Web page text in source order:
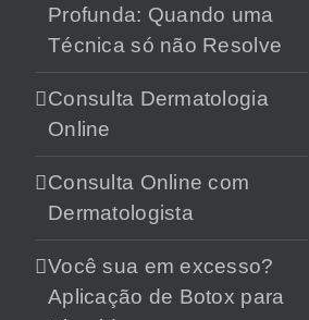
Profunda: Quando uma
Técnica só não Resolve
Consulta Dermatologia
Online
Consulta Online com
Dermatologista
Você sua em excesso?
Aplicação de Botox para